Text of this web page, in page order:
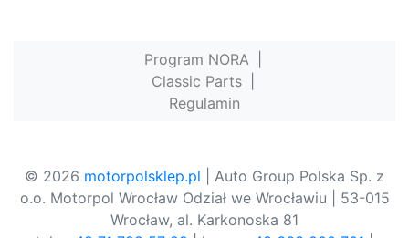
Program NORA
Classic Parts
Regulamin
© 2026 motorpolsklep.pl | Auto Group Polska Sp. z
o.o. Motorpol Wrocław Odział we Wrocławiu | 53-015
Wrocław, al. Karkonoska 81